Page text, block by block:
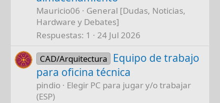
Mauricio06
General [Dudas, Noticias,
Hardware y Debates]
Respuestas 1 24 Jul 2026
CAD/Arquitectura
Equipo de trabajo
para oficina técnica
pindio
Elegir PC para jugar y/o trabajar
(ESP)